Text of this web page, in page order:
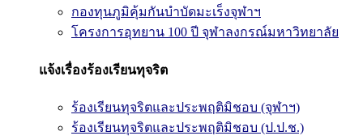
กองทุนภูมิคุ้มกันบำบัดมะเร็งจุฬาฯ
โครงการอุทยาน 100 ปี จุฬาลงกรณ์มหาวิทยาลัย
แจ้งเรื่องร้องเรียนทุจริต
ร้องเรียนทุจริตและประพฤติมิชอบ (จุฬาฯ)
ร้องเรียนทุจริตและประพฤติมิชอบ (ป.ป.ช.)